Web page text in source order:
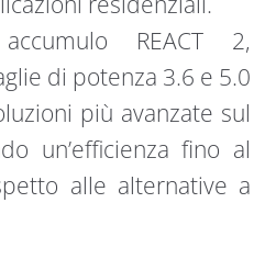
REACT 2,
di potenza 3.6 e 5.0
più avanzate sul
un’efficienza fino al
alle alternative a